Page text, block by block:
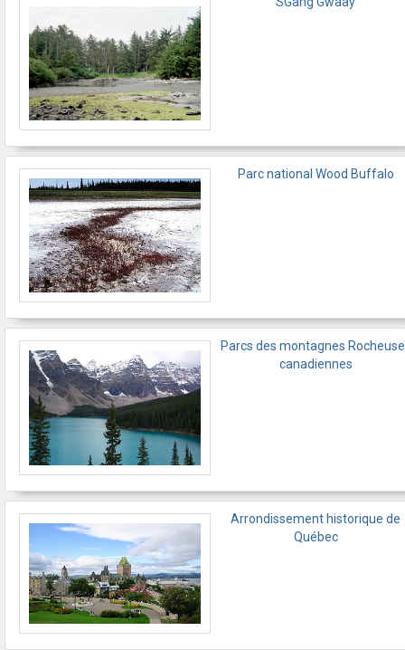
Parc national Wood Buffalo
Parcs des montagnes
canadiennes
Arrondissement historique de
Québec